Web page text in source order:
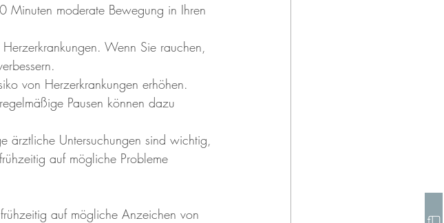
Minuten moderate Bewegung in Ihren
Wenn Sie rauchen,
von Herzerkrankungen erhöhen.
Pausen können dazu
ärztliche Untersuchungen sind wichtig,
auf mögliche Probleme
auf mögliche Anzeichen von